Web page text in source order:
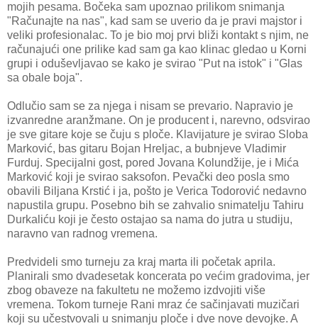
mojih pesama. Bočeka sam upoznao prilikom snimanja
"Računajte na nas", kad sam se uverio da je pravi majstor i
veliki profesionalac. To je bio moj prvi bliži kontakt s njim, ne
računajući one prilike kad sam ga kao klinac gledao u Korni
grupi i oduševljavao se kako je svirao "Put na istok" i "Glas
sa obale boja".
Odlučio sam se za njega i nisam se prevario. Napravio je
izvanredne aranžmane. On je producent i, narevno, odsvirao
je sve gitare koje se čuju s ploče. Klavijature je svirao Sloba
Marković, bas gitaru Bojan Hreljac, a bubnjeve Vladimir
Furduj. Specijalni gost, pored Jovana Kolundžije, je i Mića
Marković koji je svirao saksofon. Pevački deo posla smo
obavili Biljana Krstić i ja, pošto je Verica Todorović nedavno
napustila grupu. Posebno bih se zahvalio snimatelju Tahiru
Durkaliću koji je često ostajao sa nama do jutra u studiju,
naravno van radnog vremena.
Predvideli smo turneju za kraj marta ili početak aprila.
Planirali smo dvadesetak koncerata po većim gradovima, jer
zbog obaveze na fakultetu ne možemo izdvojiti više
vremena. Tokom turneje Rani mraz će sačinjavati muzičari
koji su učestvovali u snimanju ploče i dve nove devojke. A